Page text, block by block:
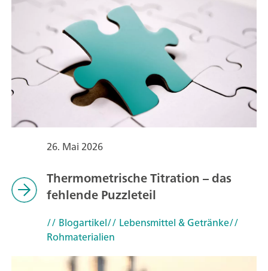
26. Mai 2026
Thermometrische Titration – das
fehlende Puzzleteil
// Blogartikel// Lebensmittel & Getränke//
Rohmaterialien